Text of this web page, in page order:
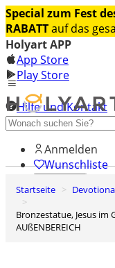
Special zum Fest
RABATTauf das
Holyart APP
App Store
Play Store
Hilfe und Kontakt
Entdecken Sie
Anmelden
Wunschliste
0
Startseite
Bronzestatue, Jesus im Garten Gethsemane, 115 cm, für den
AUßENBEREICH